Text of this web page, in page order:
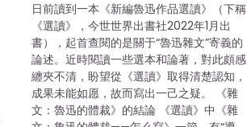
日前讀到一本《新編魯迅作品選讀》（下稱
《選讀》，今世世界出書社2022年1月出
書），起首查閱的是關于“魯迅雜文”寄義的
論述。近時閱讀一些選本和論著，對此頗感
纏夾不清，盼望從《選讀》取得清楚認知，
成果未能如愿，故而寫出一己之疑。 《雜
文：魯迅的體裁》的結論 《選讀》中《雜